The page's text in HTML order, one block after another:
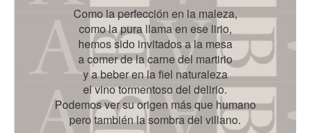
Como la perfección en la maleza,
como la pura llama en ese lirio,
hemos sido invitados a la mesa
a comer de la carne del martirio
y a beber en la fiel naturaleza
el vino tormentoso del delirio.
Podemos ver su origen más que humano
pero también la sombra del villano.